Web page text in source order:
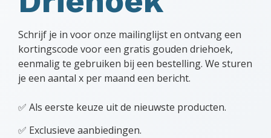
Schrijf je in voor onze mailinglijst en ontvang een
kortingscode voor een gratis gouden driehoek,
eenmalig te gebruiken bij een bestelling. We sturen
je een aantal x per maand een bericht.
✅ Als eerste keuze uit de nieuwste producten.
✅ Exclusieve aanbiedingen.